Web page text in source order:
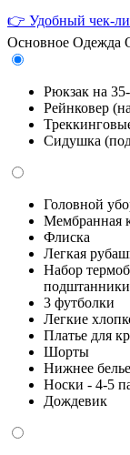
👉 Удобный чек-
Основное Одежда
Рюкзак на
Рейнковер
Сидушка
Головной
Мембранная
Флиска
Легкая
Набор
подштанники
3 футболки
Легкие
Платье для
Шорты
Нижнее белье
Носки - 4-5
Дождевик